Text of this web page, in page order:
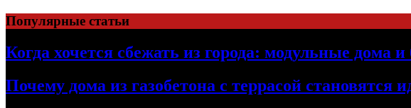
Перейти
к
содержимому
Популярные статьи
Когда хочется сбежать из города: модульные дома
Почему дома из газобетона с террасой